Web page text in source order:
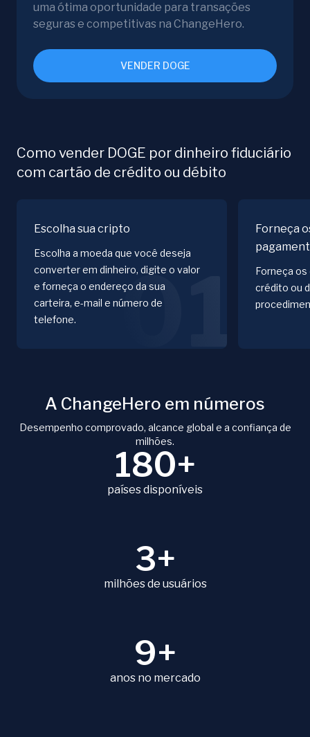
uma ótima oportunidade para transações
seguras e competitivas na ChangeHero.
VENDER DOGE
Como vender DOGE por dinheiro fiduciário
com cartão de crédito ou débito
Escolha sua cripto
Escolha a moeda que você deseja
converter em dinheiro, digite o valor
e forneça o endereço da sua
carteira, e-mail e número de
telefone.
01
Forneça
Forneça
crédito ou
A ChangeHero em números
Desempenho comprovado, alcance global e a confiança de
milhões.
180+
países disponíveis
3+
milhões de usuários
9+
anos no mercado